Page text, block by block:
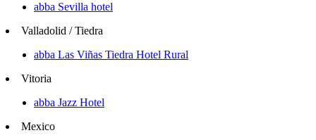
abba Sevilla hotel
Valladolid / Tiedra
abba Las Viñas Tiedra Hotel Rural
Vitoria
abba Jazz Hotel
Mexico